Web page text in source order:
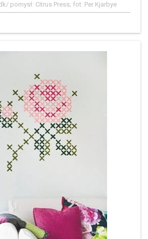
pomysł: Citrus Press; fot: Per Kjarbye